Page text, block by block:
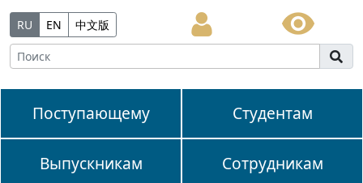
RU EN 中文版
Поступающему Студентам
Выпускникам Сотрудникам